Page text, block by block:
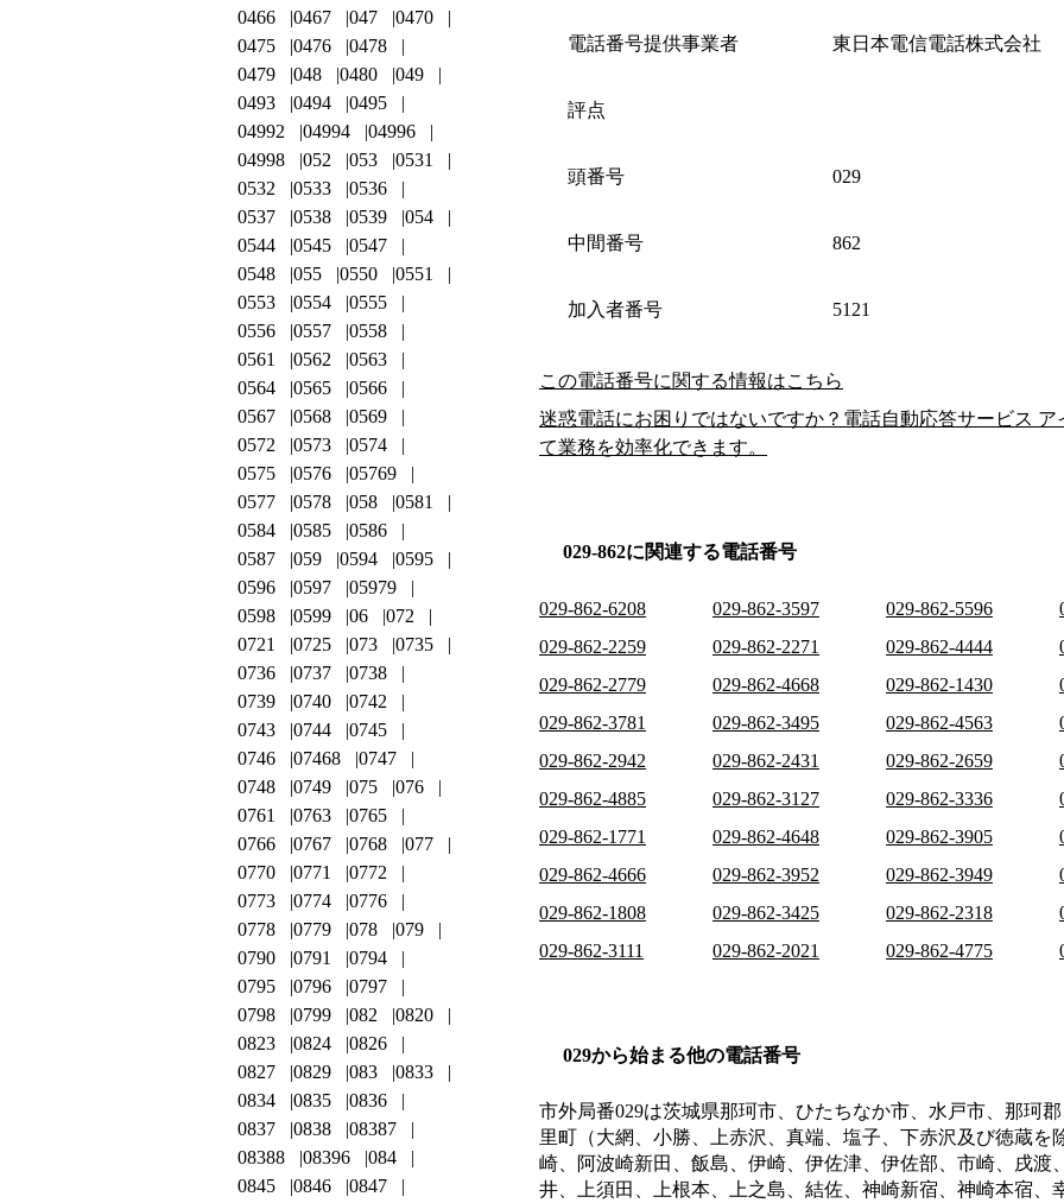
電話番号提供事業者 東日本電信電話株式会社
評点
頭番号 029
中間番号 862
加入者番号 5121
この電話番号に関する情報はこちら
迷惑電話にお困りではないですか？電話自動応答サービス
て業務を効率化できます。
029-862に関連する電話番号
029-862-6208 029-862-3597 029-862-5596
029-862-2259
029-862-2271 029-862-4444
029-862-2779
029-862-4668 029-862-1430
029-862-3781
029-862-3495 029-862-4563
029-862-2942
029-862-2431 029-862-2659
029-862-4885
029-862-3127 029-862-3336
029-862-1771
029-862-4648 029-862-3905
029-862-4666
029-862-3952 029-862-3949
029-862-1808
029-862-3425 029-862-2318
029-862-3111
029-862-2021 029-862-4775
029から始まる他の電話番号
市外局番029は茨城県那珂市、ひたちなか市、水戸市、那珂
里町（大網、小勝、上赤沢、真端、塩子、下赤沢及び徳蔵を
崎、阿波崎新田、飯島、伊崎、伊佐津、伊佐部、市崎、戌渡
井、上須田、上根本、上之島、結佐、神崎新宿、神崎本宿、
0466
0467 047
0470
0475
0476
0478
0479
048 0480
049
0493
0494
0495
04992
04994
04996
04998
052 053
0531
0532
0533
0536
0537
0538 0539
054
0544
0545
0547
0548
055 0550
0551
0553
0554
0555
0556
0557
0558
0561
0562
0563
0564
0565
0566
0567
0568
0569
0572
0573
0574
0575
0576
05769
0577
0578 058
0581
0584
0585
0586
0587
059 0594
0595
0596
0597
05979
0598
0599 06
072
0721
0725 073
0735
0736
0737
0738
0739
0740
0742
0743
0744
0745
0746
07468
0747
0748
0749 075
076
0761
0763
0765
0766
0767 0768
077
0770
0771
0772
0773
0774
0776
0778
0779 078
079
0790
0791
0794
0795
0796
0797
0798
0799 082
0820
0823
0824
0826
0827
0829 083
0833
0834
0835
0836
0837
0838
08387
08388
08396
084
0845
0846
0847